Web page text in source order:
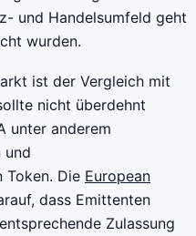
und Handelsumfeld geht
wurden.
ist der Vergleich mit
nicht überdehnt
unter anderem
und
Die European
dass Emittenten
Zulassung